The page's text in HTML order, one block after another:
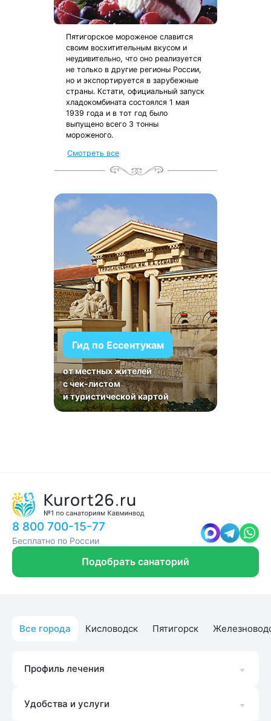
Пятигорское мороженое славится
своим восхитительным вкусом и
неудивительно, что оно реализуется
не только в другие регионы России,
но и экспортируется в зарубежные
страны. Кстати, официальный запуск
хладокомбината состоялся 1 мая
1939 года и в тот год было
выпущено всего 3 тонны
мороженого.
Смотреть все
Гид по Ессентукам
от местных жителей
с чек-листом
и туристической картой
8 800 700-15-77
Бесплатно по России
Подобрать санаторий
Все города Кисловодск Пятигорск
Профиль лечения
Удобства и услуги